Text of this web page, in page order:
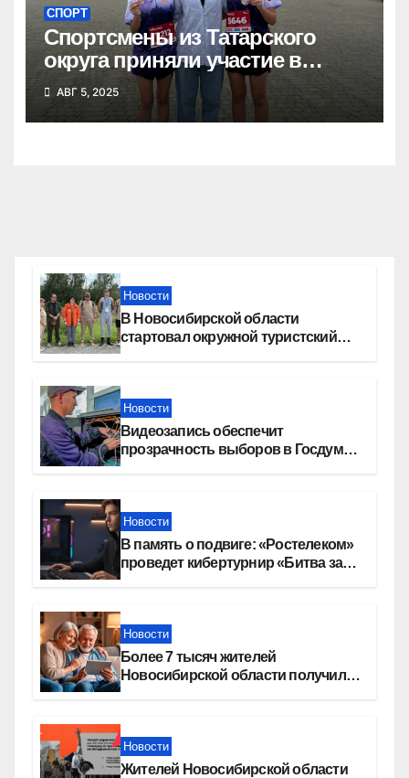
СПОРТ
Спортсмены из Татарского
округа приняли участие в
Сибирском марафоне
АВГ 5, 2025
Новости
В Новосибирской области
стартовал окружной туристский
Новости
Видеозапись обеспечит
прозрачность выборов в Госдуму
Новости
В память о подвиге: «Ростелеком»
проведет кибертурнир «Битва за
Новости
Более 7 тысяч жителей
Новосибирской области получили
Новости
Жителей Новосибирской области